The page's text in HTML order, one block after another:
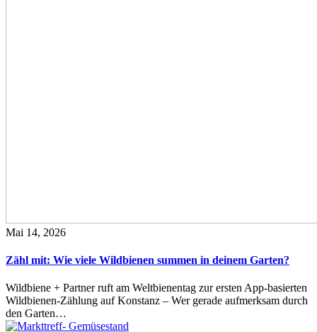
Mai 14, 2026
Zähl mit: Wie viele Wildbienen summen in deinem Garten?
Wildbiene + Partner ruft am Weltbienentag zur ersten App-basierten
Wildbienen-Zählung auf Konstanz – Wer gerade aufmerksam durch
den Garten…